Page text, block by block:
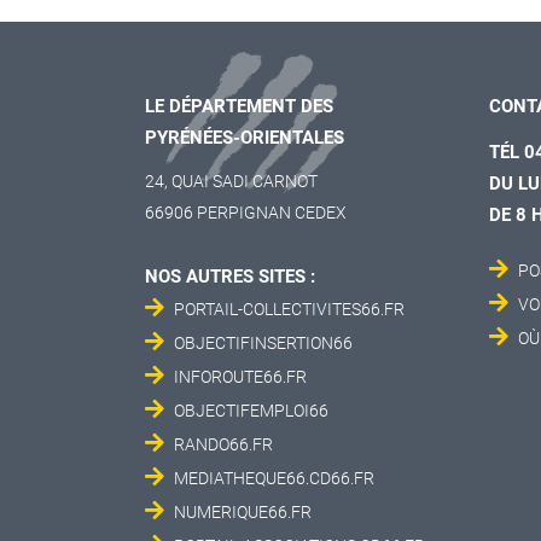
LE DÉPARTEMENT DES
PYRÉNÉES-ORIENTALES
24, QUAI SADI CARNOT
66906 PERPIGNAN CEDEX
NOS AUTRES SITES :
PORTAIL-COLLECTIVITES66.FR
OBJECTIFINSERTION66
INFOROUTE66.FR
OBJECTIFEMPLOI66
RANDO66.FR
MEDIATHEQUE66.CD66.FR
NUMERIQUE66.FR
TÉL
DU
DE 8